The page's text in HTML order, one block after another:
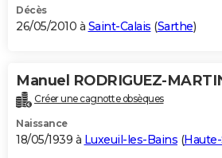
Décès
26/05/2010 à Saint-Calais (Sarthe)
Manuel RODRIGUEZ-
Créer une cagnotte obsèques
Naissance
18/05/1939 à Luxeuil-les-Bains (